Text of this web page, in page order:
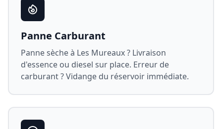
Panne Carburant
Panne sèche à Les Mureaux? Livraison
d'essence ou diesel sur place. Erreur de
carburant ? Vidange du réservoir immédiate.